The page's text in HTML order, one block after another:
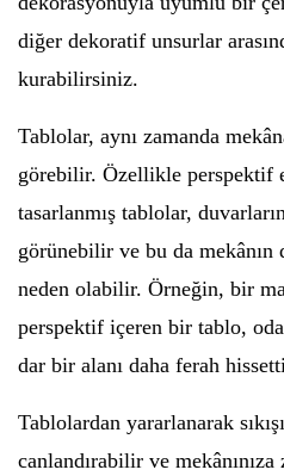
diğer dekoratif unsurlar
kurabilirsiniz.
Tablolar, aynı zamanda
görebilir. Özellikle perspektif
tasarlanmış tablolar,
görünebilir ve bu da mekânın
neden olabilir. Örneğin, bir
perspektif içeren bir tablo,
dar bir alanı daha ferah
Tablolardan yararlanarak
canlandırabilir ve